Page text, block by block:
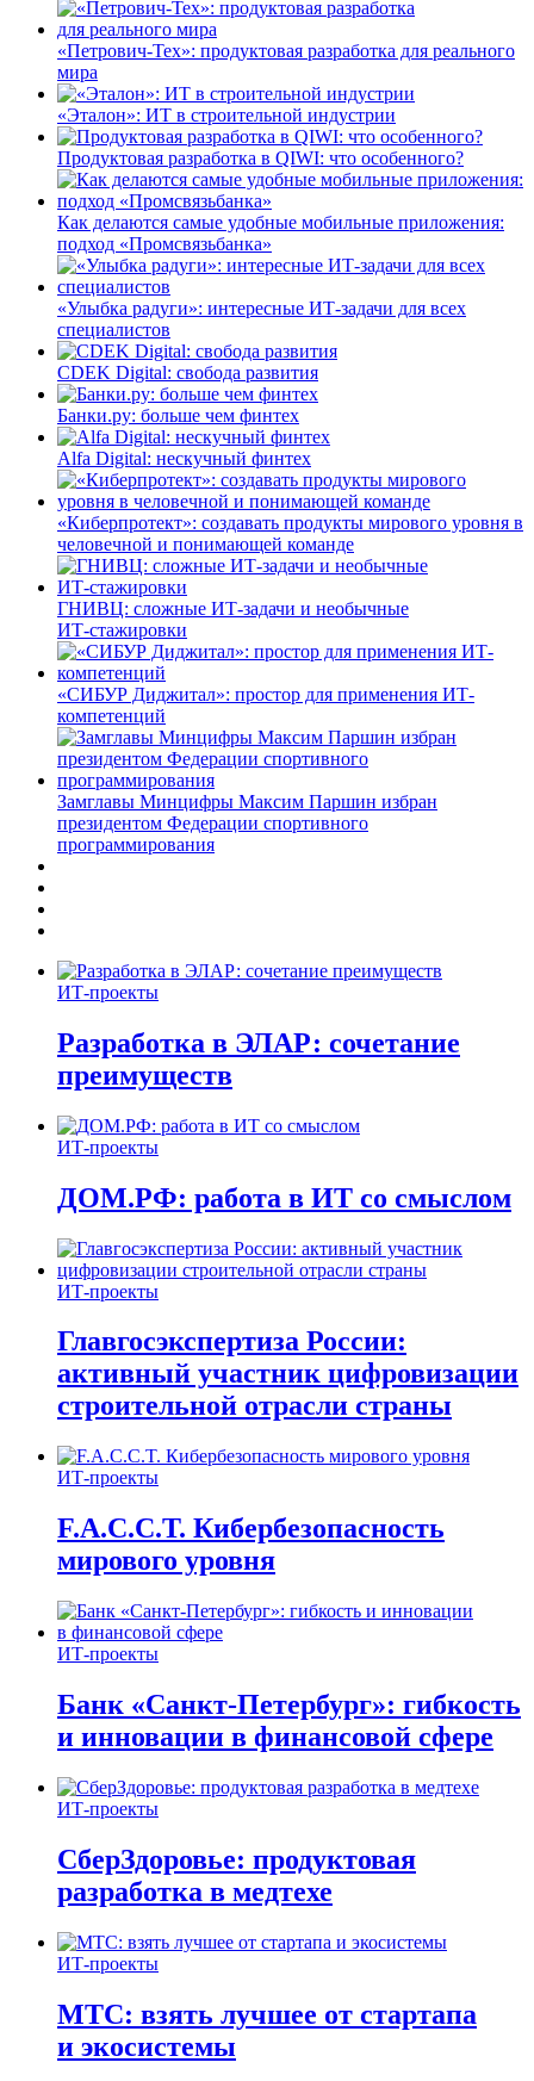
«Петрович-Тех»: продуктовая разработка для реального
мира
«Эталон»: ИТ в строительной индустрии
Продуктовая разработка в QIWI: что особенного?
Как делаются самые удобные мобильные приложения:
подход «Промсвязьбанка»
«Улыбка радуги»: интересные ИТ-задачи для всех
специалистов
CDEK Digital: свобода развития
Банки.ру: больше чем финтех
Alfa Digital: нескучный финтех
«Киберпротект»: создавать продукты мирового уровня в
человечной и понимающей команде
ГНИВЦ: сложные ИТ‑задачи и необычные
ИТ‑стажировки
«СИБУР Диджитал»: простор для применения ИТ-
компетенций
Замглавы Минцифры Максим Паршин избран
президентом Федерации спортивного
программирования
ИТ-проекты
Разработка в ЭЛАР: сочетание
преимуществ
ИТ-проекты
ДОМ.РФ: работа в ИТ со смыслом
ИТ-проекты
Главгосэкспертиза России:
активный участник цифровизации
строительной отрасли страны
ИТ-проекты
F.A.C.C.T. Кибербезопасность
мирового уровня
ИТ-проекты
Банк «Санкт-Петербург»: гибкость
и инновации в финансовой сфере
ИТ-проекты
СберЗдоровье: продуктовая
разработка в медтехе
ИТ-проекты
МТС: взять лучшее от стартапа
и экосистемы